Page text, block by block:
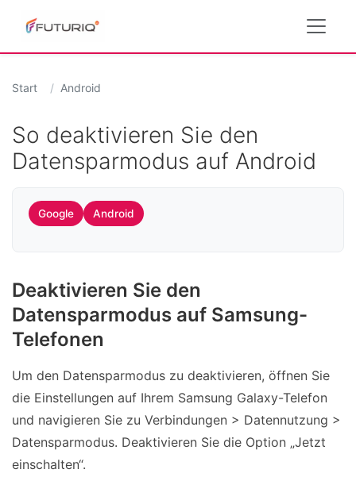
Start Android
So deaktivieren Sie den
Datensparmodus auf Android
Google Android
Deaktivieren Sie den
Datensparmodus auf Samsung-
Telefonen
Um den Datensparmodus zu deaktivieren, öffnen Sie
die Einstellungen auf Ihrem Samsung Galaxy-Telefon
und navigieren Sie zu Verbindungen > Datennutzung >
Datensparmodus. Deaktivieren Sie die Option „Jetzt
einschalten“.